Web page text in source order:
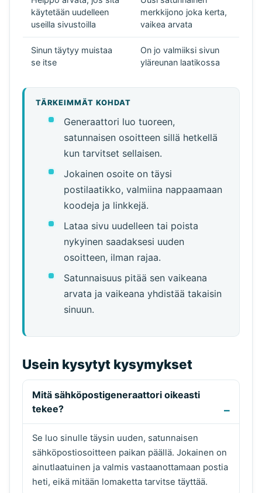
käytetään uudelleen
useilla sivustoilla
merkkijono joka kerta,
vaikea arvata
Sinun täytyy muistaa
se itse
On jo valmiiksi sivun
yläreunan laatikossa
TÄRKEIMMÄT KOHDAT
Generaattori luo tuoreen,
satunnaisen osoitteen sillä hetkellä
kun tarvitset sellaisen.
Jokainen osoite on täysi
postilaatikko, valmiina nappaamaan
koodeja ja linkkejä.
Lataa sivu uudelleen tai poista
nykyinen saadaksesi uuden
osoitteen, ilman rajaa.
Satunnaisuus pitää sen vaikeana
arvata ja vaikeana yhdistää takaisin
sinuun.
Usein kysytyt kysymykset
Mitä sähköpostigeneraattori oikeasti
tekee?
Se luo sinulle täysin uuden, satunnaisen
sähköpostiosoitteen paikan päällä. Jokainen on
ainutlaatuinen ja valmis vastaanottamaan postia
heti, eikä mitään lomaketta tarvitse täyttää.